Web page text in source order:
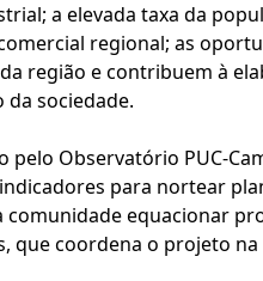
a elevada taxa da
regional; as
região e contribuem à
sociedade.
pelo Observatório PUC-
para nortear
equacionar
que coordena o projeto